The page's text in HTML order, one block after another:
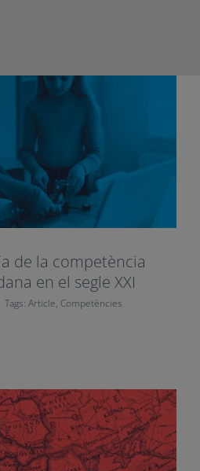
de la competència
en el segle XXI
Tags: Article, Competències